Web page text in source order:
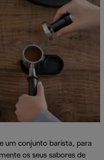
um conjunto barista, para
os seus sabores de